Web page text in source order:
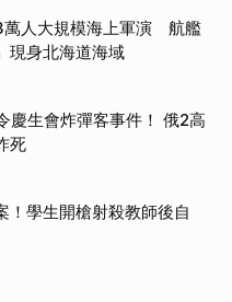
萬人大規模海上軍演 航艦
現身北海道海域
慶生會炸彈客事件！ 俄2高
死
！學生開槍射殺教師後自